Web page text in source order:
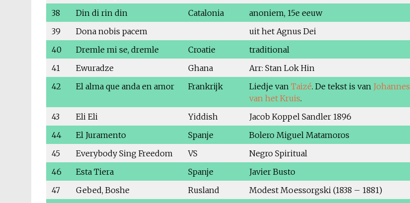
38
Din di rin din Catalonia
anoniem, 15e eeuw
39
Dona nobis pacem
uit het Agnus Dei
40
Dremle mi se, dremle Croatie
traditional
41
Ewuradze Ghana
Arr: Stan Lok Hin
42
El alma que anda en amor Frankrijk Liedje van Taizé. De tekst is van Johannes
van het Kruis.
43
Eli Eli Yiddish
Jacob Koppel Sandler 1896
44
El Juramento Spanje
Bolero Miguel Matamoros
45
Everybody Sing Freedom VS
Negro Spiritual
46
Esta Tiera Spanje
Javier Busto
47
Gebed, Boshe Rusland
Modest Moessorgski (1838 – 1881)